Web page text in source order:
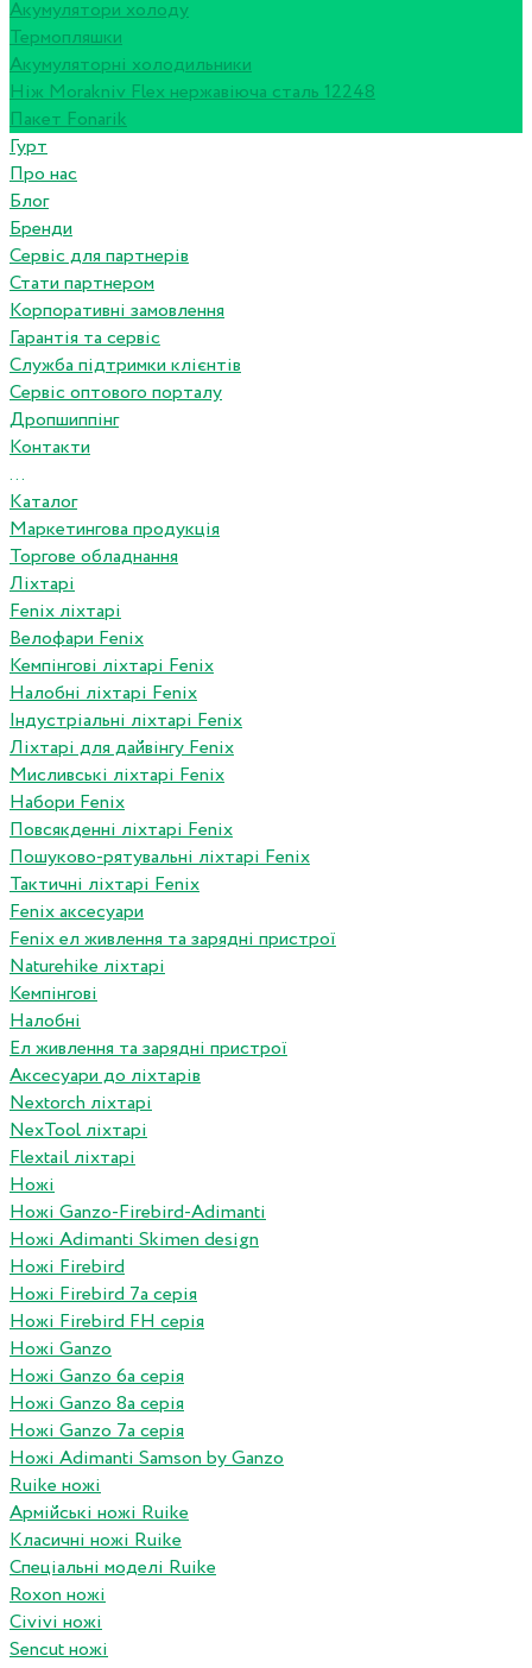
Акумулятори холоду
Термопляшки
Акумуляторні холодильники
Ніж Morakniv Flex нержавіюча сталь 12248
Пакет Fonarik
Гурт
Про нас
Блог
Бренди
Сервіс для партнерів
Стати партнером
Корпоративні замовлення
Гарантія та сервіс
Служба підтримки клієнтів
Сервіс оптового порталу
Дропшиппінг
Контакти
...
Каталог
Маркетингова продукція
Торгове обладнання
Ліхтарі
Fenix ліхтарі
Велофари Fenix
Кемпінгові ліхтарі Fenix
Налобні ліхтарі Fenix
Індустріальні ліхтарі Fenix
Ліхтарі для дайвінгу Fenix
Мисливські ліхтарі Fenix
Набори Fenix
Повсякденні ліхтарі Fenix
Пошуково-рятувальні ліхтарі Fenix
Тактичні ліхтарі Fenix
Fenix аксесуари
Fenix ел живлення та зарядні пристрої
Naturehike ліхтарі
Кемпінгові
Налобні
Ел живлення та зарядні пристрої
Аксесуари до ліхтарів
Nextorch ліхтарі
NexTool ліхтарі
Flextail ліхтарі
Ножі
Ножі Ganzo-Firebird-Adimanti
Ножі Adimanti Skimen design
Ножі Firebird
Ножі Firebird 7а серія
Ножі Firebird FH серія
Ножі Ganzo
Ножі Ganzo 6а серія
Ножі Ganzo 8а серія
Ножі Ganzo 7а серія
Ножі Adimanti Samson by Ganzo
Ruike ножі
Армійські ножі Ruike
Класичні ножі Ruike
Спеціальні моделі Ruike
Roxon ножi
Civivi ножі
Sencut ножі